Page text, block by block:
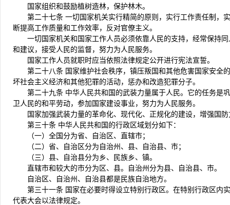
国家组织和鼓励植树造林，保护林木。
第二十七条 一切国家机关实行精简的原则，实行工作责任制，
断提高工作质量和工作效率，反对官僚主义。
一切国家机关和国家工作人员必须依靠人民的支持，经常保持
和建议，接受人民的监督，努力为人民服务。
国家工作人员就职时应当依照法律规定公开进行宪法宣誓。
第二十八条 国家维护社会秩序，镇压叛国和其他危害国家安全
坏社会主义经济和其他犯罪的活动，惩办和改造犯罪分子。
第二十九条 中华人民共和国的武装力量属于人民。它的任务是
卫人民的和平劳动，参加国家建设事业，努力为人民服务。
国家加强武装力量的革命化、现代化、正规化的建设，增强国防
第三十条 中华人民共和国的行政区域划分如下：
（一）全国分为省、自治区、直辖市；
（二）省、自治区分为自治州、县、自治县、市；
（三）县、自治县分为乡、民族乡、镇。
直辖市和较大的市分为区、县。自治州分为县、自治县、市。
自治区、自治州、自治县都是民族自治地方。
第三十一条 国家在必要时得设立特别行政区。在特别行政区内
代表大会以法律规定。